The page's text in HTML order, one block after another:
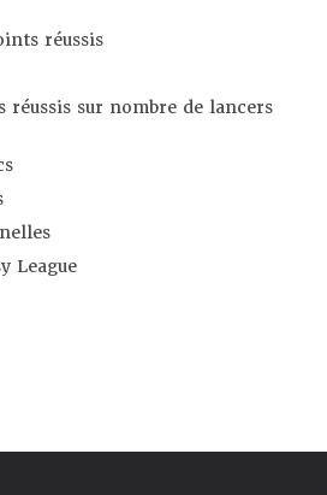
réussis
réussis sur nombre de lancers
League